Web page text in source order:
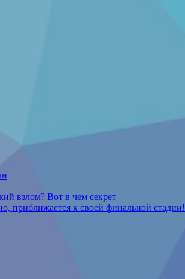
взлом? Вот в чем секрет
приближается к своей финальной стадии!